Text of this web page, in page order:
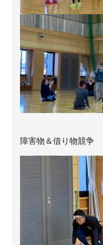
障害物＆借り物競争